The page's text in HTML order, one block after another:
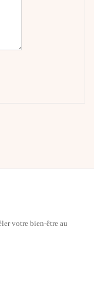
votre bien-être au